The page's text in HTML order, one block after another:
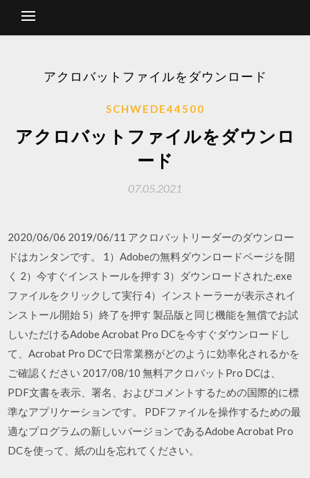
アクロバットファイルをダウンロード
SCHWEDE44500
アクロバットファイルをダウンロ
ード
07.05.2021
2020/06/06 2019/06/11 アクロバットリーダーのダウンロー
ドはカンタンです。 1）Adobeの無料ダウンロードページを開
く 2）今すぐインストールを押す 3）ダウンロードされた.exe
ファイルをクリックして実行 4）インストーラーが表示されイ
ンストール開始 5）終了を押す 製品版と同じ機能を無償でお試
しいただけるAdobe Acrobat Pro DCを今すぐダウンロードし
て、Acrobat Pro DCで日常業務がどのように効率化されるかを
ご確認ください 2017/08/10 無料アクロバットPro DCは、
PDF文書を表示、署名、およびコメントするための国際的に標
準なアプリケーションです。 PDFファイルを操作するための最
適なプログラムの新しいバージョンであるAdobe Acrobat Pro
DCを使って、紙の山を忘れてください。